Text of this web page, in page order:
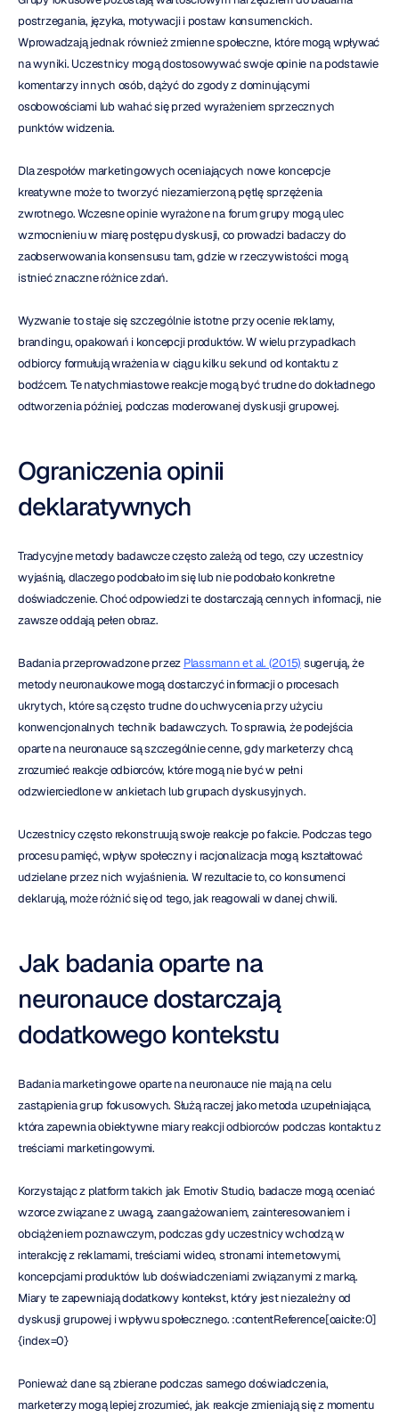
postrzegania, języka, motywacji i postaw konsumenckich.
Wprowadzają jednak również zmienne społeczne, które mogą wpływać
na wyniki. Uczestnicy mogą dostosowywać swoje opinie na podstawie
komentarzy innych osób, dążyć do zgody z dominującymi
osobowościami lub wahać się przed wyrażeniem sprzecznych
punktów widzenia.
Dla zespołów marketingowych oceniających nowe koncepcje
kreatywne może to tworzyć niezamierzoną pętlę sprzężenia
zwrotnego. Wczesne opinie wyrażone na forum grupy mogą ulec
wzmocnieniu w miarę postępu dyskusji, co prowadzi badaczy do
zaobserwowania konsensusu tam, gdzie w rzeczywistości mogą
istnieć znaczne różnice zdań.
Wyzwanie to staje się szczególnie istotne przy ocenie reklamy,
brandingu, opakowań i koncepcji produktów. W wielu przypadkach
odbiorcy formułują wrażenia w ciągu kilku sekund od kontaktu z
bodźcem. Te natychmiastowe reakcje mogą być trudne do dokładnego
odtworzenia później, podczas moderowanej dyskusji grupowej.
Ograniczenia opinii
deklaratywnych
Tradycyjne metody badawcze często zależą od tego, czy uczestnicy
wyjaśnią, dlaczego podobało im się lub nie podobało konkretne
doświadczenie. Choć odpowiedzi te dostarczają cennych informacji, nie
zawsze oddają pełen obraz.
Badania przeprowadzone przez Plassmann et al. (2015) sugerują, że
metody neuronaukowe mogą dostarczyć informacji o procesach
ukrytych, które są często trudne do uchwycenia przy użyciu
konwencjonalnych technik badawczych. To sprawia, że podejścia
oparte na neuronauce są szczególnie cenne, gdy marketerzy chcą
zrozumieć reakcje odbiorców, które mogą nie być w pełni
odzwierciedlone w ankietach lub grupach dyskusyjnych.
Uczestnicy często rekonstruują swoje reakcje po fakcie. Podczas tego
procesu pamięć, wpływ społeczny i racjonalizacja mogą kształtować
udzielane przez nich wyjaśnienia. W rezultacie to, co konsumenci
deklarują, może różnić się od tego, jak reagowali w danej chwili.
Jak badania oparte na
neuronauce dostarczają
dodatkowego kontekstu
Badania marketingowe oparte na neuronauce nie mają na celu
zastąpienia grup fokusowych. Służą raczej jako metoda uzupełniająca,
która zapewnia obiektywne miary reakcji odbiorców podczas kontaktu z
treściami marketingowymi.
Korzystając z platform takich jak Emotiv Studio, badacze mogą oceniać
wzorce związane z uwagą, zaangażowaniem, zainteresowaniem i
obciążeniem poznawczym, podczas gdy uczestnicy wchodzą w
interakcję z reklamami, treściami wideo, stronami internetowymi,
koncepcjami produktów lub doświadczeniami związanymi z marką.
Miary te zapewniają dodatkowy kontekst, który jest niezależny od
dyskusji grupowej i wpływu społecznego. :contentReference[oaicite:0]
{index=0}
Ponieważ dane są zbierane podczas samego doświadczenia,
marketerzy mogą lepiej zrozumieć, jak reakcje zmieniają się z momentu